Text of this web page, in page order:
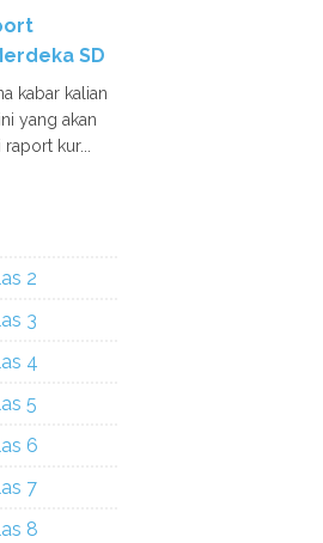
SD
kabar kalian
yang akan
kur...
2
3
4
5
6
7
8